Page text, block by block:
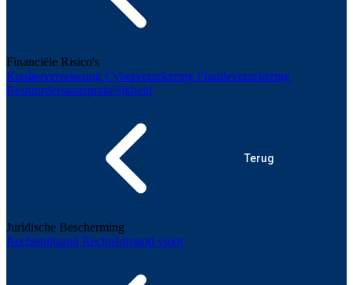
Financiële Risico's
Kredietverzekering Cyberverzekering Fraudeverzekering
Bestuurdersaansprakelijkheid
Terug
Juridische Bescherming
Rechtsbijstand Rechtsbijstand vloot